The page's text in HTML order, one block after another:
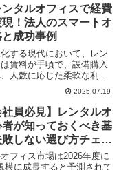
ンタルオフィスで経費
！法人のスマートオ
成功事例
する現代において、レン
賃料が手頃で、設備購入
人数に応じた柔軟な利用
のため、スタートアップ
ャー企業など多くの法人か
集めています。しかし、レ
スの魅力はコスト削減だけ
。健全なキャッシュフロ
2025.07.19
社員必見】レンタルオ
が知っておくべき基
しない選び方チェッ
フィス市場は2026年度に
模に成長すると予測されて